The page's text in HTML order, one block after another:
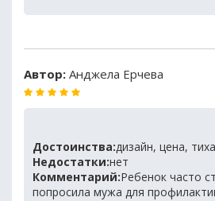
Автор: Анджела Ерчева
Достоинства:дизайн, цена,
Недостатки:нет
Комментарий:Ребенок часто
попросила мужа для